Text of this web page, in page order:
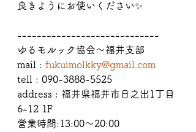
良きようにお使いください✨
-----------------------------
ゆるモルック協会〜福井支部
mail : fukuimolkky@gmail.com
tell : 090-3888-5525
address : 福井県福井市日之出1丁目
6-12 1F
営業時間:13:00〜20:00